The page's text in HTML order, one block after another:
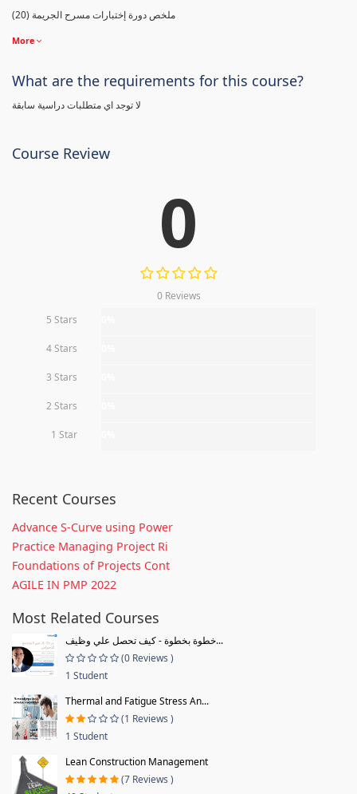
(20) ملخص دورة إختبارات مسرح الجريمة
More
What are the requirements for this course?
لا توجد اي متطلبات دراسية سابقة
Course Review
0
0 Reviews
5 Stars
4 Stars
3 Stars
2 Stars
1 Star
Recent Courses
Advance S-Curve using Power
Practice Managing Project Ri
Foundations of Projects Cont
AGILE IN PMP 2022
Most Related Courses
خطوة بخطوة - كيف تحصل علي وظيف...
(0 Reviews )
1 Student
Thermal and Fatigue Stress An...
(1 Reviews )
1 Student
Lean Construction Management
(7 Reviews )